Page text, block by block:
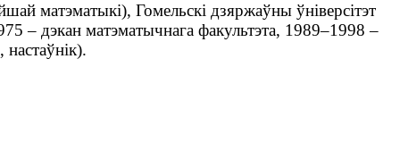
матэматыкі), Гомельскі дзяржаўны ўніверсітэт
– дэкан матэматычнага факультэта, 1989–1998 –